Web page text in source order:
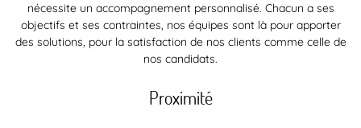
nécessite un accompagnement personnalisé. Chacun a ses
objectifs et ses contraintes, nos équipes sont là pour apporter
des solutions, pour la satisfaction de nos clients comme celle de
nos candidats.
Proximité